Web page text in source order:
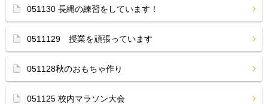
051130 長縄の練習をしています！
0511129 授業を頑張っています
051128秋のおもちゃ作り
051125 校内マラソン大会